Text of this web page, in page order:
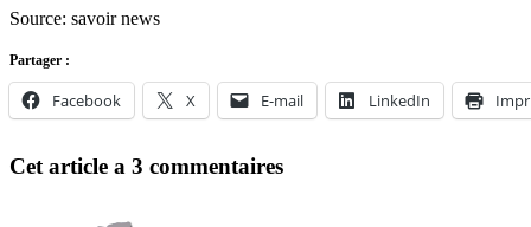
Source: savoir news
Partager :
Facebook X E-mail LinkedIn
Cet article a 3 commentaires